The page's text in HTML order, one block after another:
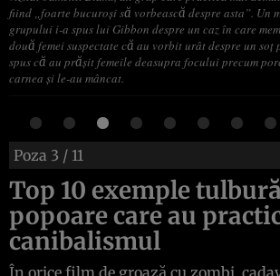
fiind „foarte bucuroși să vorbească despre asta”. Un
grupului i-a spus lui Gibbon despre un caz în care
două femei suspectate că au vorbit urât despre un soț
spus că au prășit femeile deasupra focului precum
carnea și le-au mâncat.
Poza 3 / 11
Top 10 exemple
popoare care au
canibalismul
În orice film de groază cu zombi,